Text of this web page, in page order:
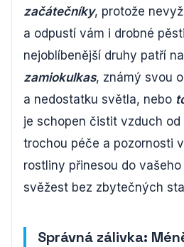
začátečníky, protože
a odpustí vám i drobné
nejoblíbenější druhy patří
zamiokulkas, známý svou
a nedostatku světla, nebo
je schopen čistit vzduch od
trochou péče a pozornosti
rostliny přinesou do
svěžest bez zbytečných
Správná zálivka: